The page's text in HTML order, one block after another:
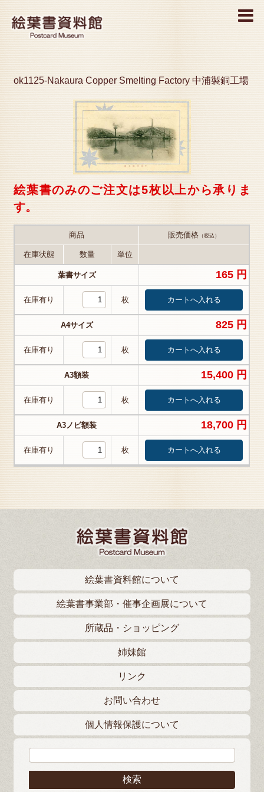
MENU
ok1125-Nakaura Copper Smelting Factory 中浦製銅工場
絵葉書のみのご注文は5枚以上から承りま
す。
商品 販売価格 （税込）
在庫状態 数量 単位
葉書サイズ 165 円
在庫有り 枚
A4サイズ 825 円
在庫有り 枚
A3額装 15,400 円
在庫有り 枚
A3ノビ額装 18,700 円
在庫有り 枚
絵葉書資料館について
絵葉書事業部・催事企画展について
所蔵品・ショッピング
姉妹館
リンク
お問い合わせ
個人情報保護について